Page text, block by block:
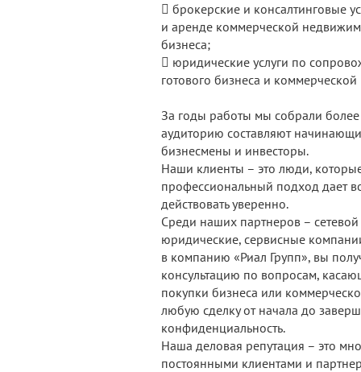
 брокерские и консалтинговые
и аренде коммерческой
бизнеса;
 юридические услуги по
готового бизнеса и
За годы работы мы собрали
аудиторию составляют
бизнесмены и инвесторы.
Наши клиенты – это люди,
профессиональный подход дает
действовать уверенно.
Среди наших партнеров –
юридические, сервисные
в компанию «Риал Групп», вы
консультацию по вопросам,
покупки бизнеса или
любую сделку от начала до
конфиденциальность.
Наша деловая репутация – это
постоянными клиентами и